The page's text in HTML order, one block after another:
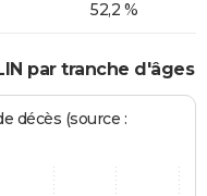
52,2 %
par tranche d'âges
décès (source :